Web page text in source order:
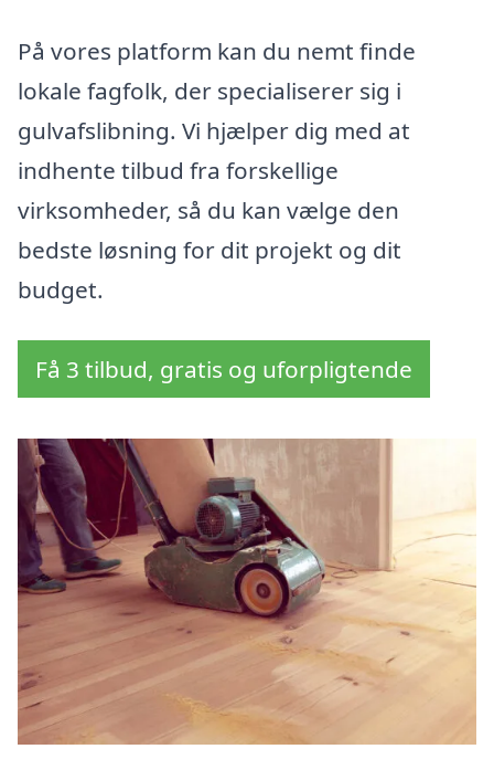
På vores platform kan du nemt finde
lokale fagfolk, der specialiserer sig i
gulvafslibning. Vi hjælper dig med at
indhente tilbud fra forskellige
virksomheder, så du kan vælge den
bedste løsning for dit projekt og dit
budget.
Få 3 tilbud, gratis og uforpligtende